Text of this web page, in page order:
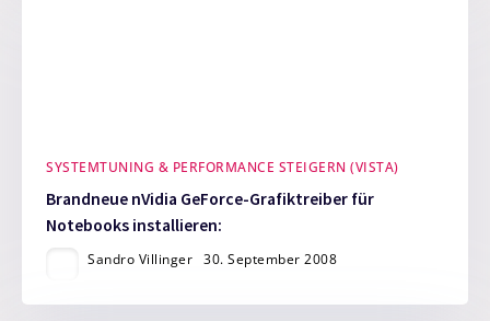
SYSTEMTUNING & PERFORMANCE STEIGERN (VISTA)
Brandneue nVidia GeForce-Grafiktreiber für
Notebooks installieren:
Sandro Villinger 30. September 2008